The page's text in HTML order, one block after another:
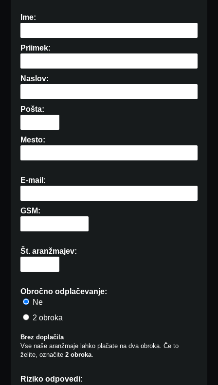
Ime:
Priimek:
Naslov:
Pošta:
Mesto:
E-mail:
GSM:
Št. aranžmajev:
Obročno odplačevanje:
Ne
2 obroka
Brez doplačila
Vse naše aranžmaje lahko plačate na dva obroka. Če to
želite, označite2 obroka.
Riziko odpovedi: